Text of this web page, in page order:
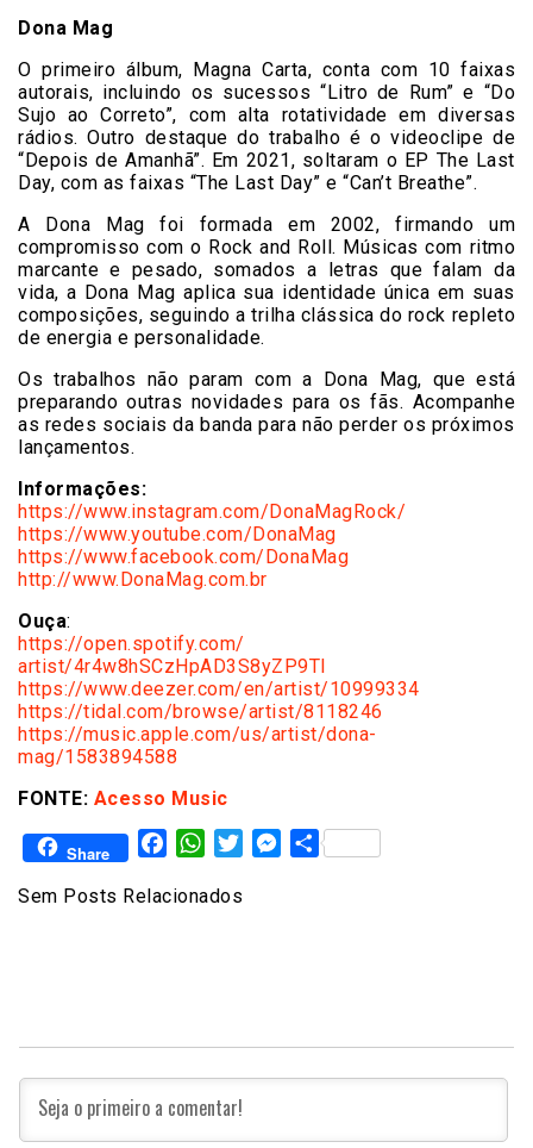
Dona Mag
O primeiro álbum, Magna Carta, conta com 10 faixas
autorais, incluindo os sucessos “Litro de Rum” e “Do
Sujo ao Correto”, com alta rotatividade em diversas
rádios. Outro destaque do trabalho é o videoclipe de
“Depois de Amanhã”. Em 2021, soltaram o EP The Last
Day, com as faixas “The Last Day” e “Can’t Breathe”.
A Dona Mag foi formada em 2002, firmando um
compromisso com o Rock and Roll. Músicas com ritmo
marcante e pesado, somados a letras que falam da
vida, a Dona Mag aplica sua identidade única em suas
composições, seguindo a trilha clássica do rock repleto
de energia e personalidade.
Os trabalhos não param com a Dona Mag, que está
preparando outras novidades para os fãs. Acompanhe
as redes sociais da banda para não perder os próximos
lançamentos.
Informações:
https://www.instagram.com/DonaMagRock/
https://www.youtube.com/DonaMag
https://www.facebook.com/DonaMag
http://www.DonaMag.com.br
Ouça:
https://open.spotify.com/
artist/4r4w8hSCzHpAD3S8yZP9TI
https://www.deezer.com/en/artist/10999334
https://tidal.com/browse/artist/8118246
https://music.apple.com/us/artist/dona-
mag/1583894588
FONTE: Acesso Music
Share FacebookWhatsAppTwitterMessenger
Share
Sem Posts Relacionados